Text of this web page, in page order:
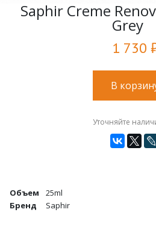
Saphir Creme
Grey
1 730
В
Уточняйте
Объем
25ml
Бренд
Saphir